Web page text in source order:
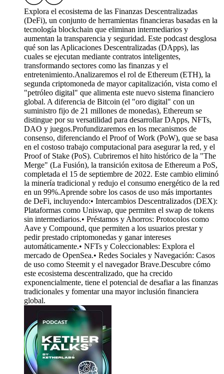
Explora el ecosistema de las Finanzas Descentralizadas
(DeFi), un conjunto de herramientas financieras basadas en la
tecnología blockchain que eliminan intermediarios y
aumentan la transparencia y seguridad. Este podcast desglosa
qué son las Aplicaciones Descentralizadas (DApps), las
cuales se ejecutan mediante contratos inteligentes,
transformando sectores como las finanzas y el
entretenimiento.Analizaremos el rol de Ethereum (ETH), la
segunda criptomoneda de mayor capitalización, vista como el
"petróleo digital" que alimenta este nuevo sistema financiero
global. A diferencia de Bitcoin (el "oro digital" con un
suministro fijo de 21 millones de monedas), Ethereum se
distingue por su versatilidad para desarrollar DApps, NFTs,
DAO y juegos.Profundizaremos en los mecanismos de
consenso, diferenciando el Proof of Work (PoW), que se basa
en el costoso trabajo computacional para asegurar la red, y el
Proof of Stake (PoS). Cubriremos el hito histórico de la "The
Merge" (La Fusión), la transición exitosa de Ethereum a PoS,
completada el 15 de septiembre de 2022. Este cambio eliminó
la minería tradicional y redujo el consumo energético de la red
en un 99%.Aprende sobre los casos de uso más importantes
de DeFi, incluyendo:• Intercambios Descentralizados (DEX):
Plataformas como Uniswap, que permiten el swap de tokens
sin intermediarios.• Préstamos y Ahorros: Protocolos como
Aave y Compound, que permiten a los usuarios prestar y
pedir prestado criptomonedas y ganar intereses
automáticamente.• NFTs y Coleccionables: Explora el
mercado de OpenSea.• Redes Sociales y Navegación: Casos
de uso como Steemit y el navegador Brave.Descubre cómo
este ecosistema descentralizado, que ha crecido
exponencialmente, tiene el potencial de desafiar a las finanzas
tradicionales y fomentar una mayor inclusión financiera
global.